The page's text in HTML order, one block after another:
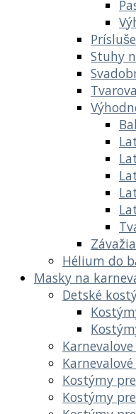
Stuhy
Hélium do
Masky na
Detské
Kostýmy
Kostýmy